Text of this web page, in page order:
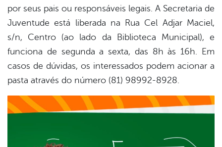
por seus pais ou responsáveis legais. A Secretaria de
Juventude está liberada na Rua Cel Adjar Maciel,
s/n, Centro (ao lado da Biblioteca Municipal), e
funciona de segunda a sexta, das 8h às 16h. Em
casos de dúvidas, os interessados podem acionar a
pasta através do número (81) 98992-8928.